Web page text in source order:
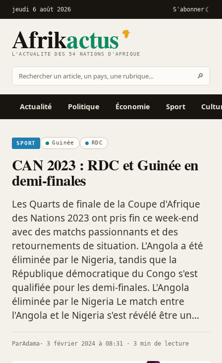
jeudi 6 août 2026 S'abonner
Afrikactus
L'ACTUALITÉ DES 54 NATIONS D'AFRIQUE
Rechercher
sur
Afrikactus
🔎
Actualité Politique Économie Sport
SPORT Guinée RDC
CAN 2023 : RDC et Guinée en
demi-finales
Les Quarts de finale de la Coupe d'Afrique
des Nations 2023 ont pris fin ce week-end
avec des matchs passionnants et des
retournements de situation. L'Angola a été
éliminée par le Nigeria, tandis que la
République démocratique du Congo s'est
qualifiée pour les demi-finales. L'Angola
éliminée par le Nigeria Le match entre
l'Angola et le Nigeria s'est révélé être un…
ParAdama · 3 février 2024 à 08:31 · 3 min de lecture